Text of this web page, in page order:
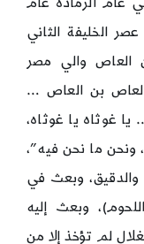
عام الرمادة عام
الخليفة الثاني
العاص والي مصر
بن العاص …
غوثاه يا غوثاه،
ما نحن فيه”،
والدقيق، وبعث في
وبعث إليه
لم تؤخذ إلا من